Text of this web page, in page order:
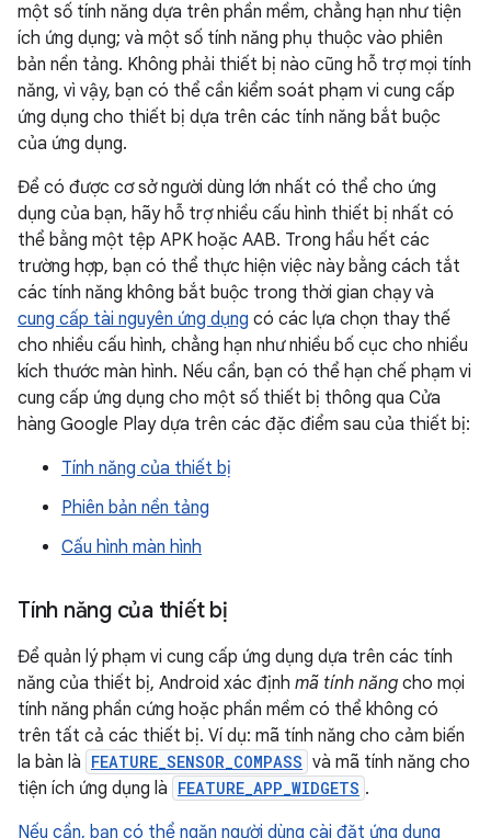
một số tính năng dựa trên phần mềm, chẳng hạn như tiện
ích ứng dụng; và một số tính năng phụ thuộc vào phiên
bản nền tảng. Không phải thiết bị nào cũng hỗ trợ mọi tính
năng, vì vậy, bạn có thể cần kiểm soát phạm vi cung cấp
ứng dụng cho thiết bị dựa trên các tính năng bắt buộc
của ứng dụng.
Để có được cơ sở người dùng lớn nhất có thể cho ứng
dụng của bạn, hãy hỗ trợ nhiều cấu hình thiết bị nhất có
thể bằng một tệp APK hoặc AAB. Trong hầu hết các
trường hợp, bạn có thể thực hiện việc này bằng cách tắt
các tính năng không bắt buộc trong thời gian chạy và
cung cấp tài nguyên ứng dụng có các lựa chọn thay thế
cho nhiều cấu hình, chẳng hạn như nhiều bố cục cho nhiều
kích thước màn hình. Nếu cần, bạn có thể hạn chế phạm vi
cung cấp ứng dụng cho một số thiết bị thông qua Cửa
hàng Google Play dựa trên các đặc điểm sau của thiết bị:
Tính năng của thiết bị
Phiên bản nền tảng
Cấu hình màn hình
Tính năng của thiết bị
Để quản lý phạm vi cung cấp ứng dụng dựa trên các tính
năng của thiết bị, Android xác định mã tính năng cho mọi
tính năng phần cứng hoặc phần mềm có thể không có
trên tất cả các thiết bị. Ví dụ: mã tính năng cho cảm biến
la bàn là FEATURE_SENSOR_COMPASS và mã tính năng cho
tiện ích ứng dụng là FEATURE_APP_WIDGETS .
Nếu cần, bạn có thể ngăn người dùng cài đặt ứng dụng